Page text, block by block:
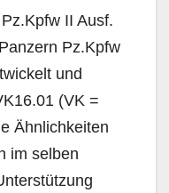
II Ausf.
Pz.Kpfw
und
(VK =
Ähnlichkeiten
im selben